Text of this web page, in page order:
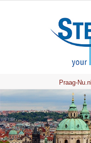
Praag-Nu.nl